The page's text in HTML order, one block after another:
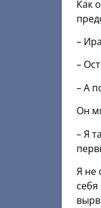
Как
–
–
– А
Он
– Я
Я не